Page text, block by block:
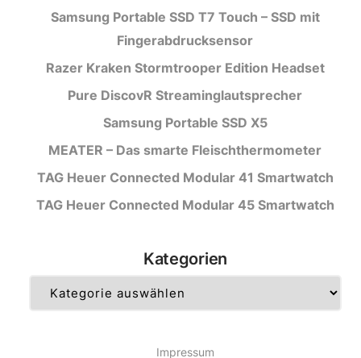
Samsung Portable SSD T7 Touch – SSD mit
Fingerabdrucksensor
Razer Kraken Stormtrooper Edition Headset
Pure DiscovR Streaminglautsprecher
Samsung Portable SSD X5
MEATER – Das smarte Fleischthermometer
TAG Heuer Connected Modular 41 Smartwatch
TAG Heuer Connected Modular 45 Smartwatch
Kategorien
Impressum